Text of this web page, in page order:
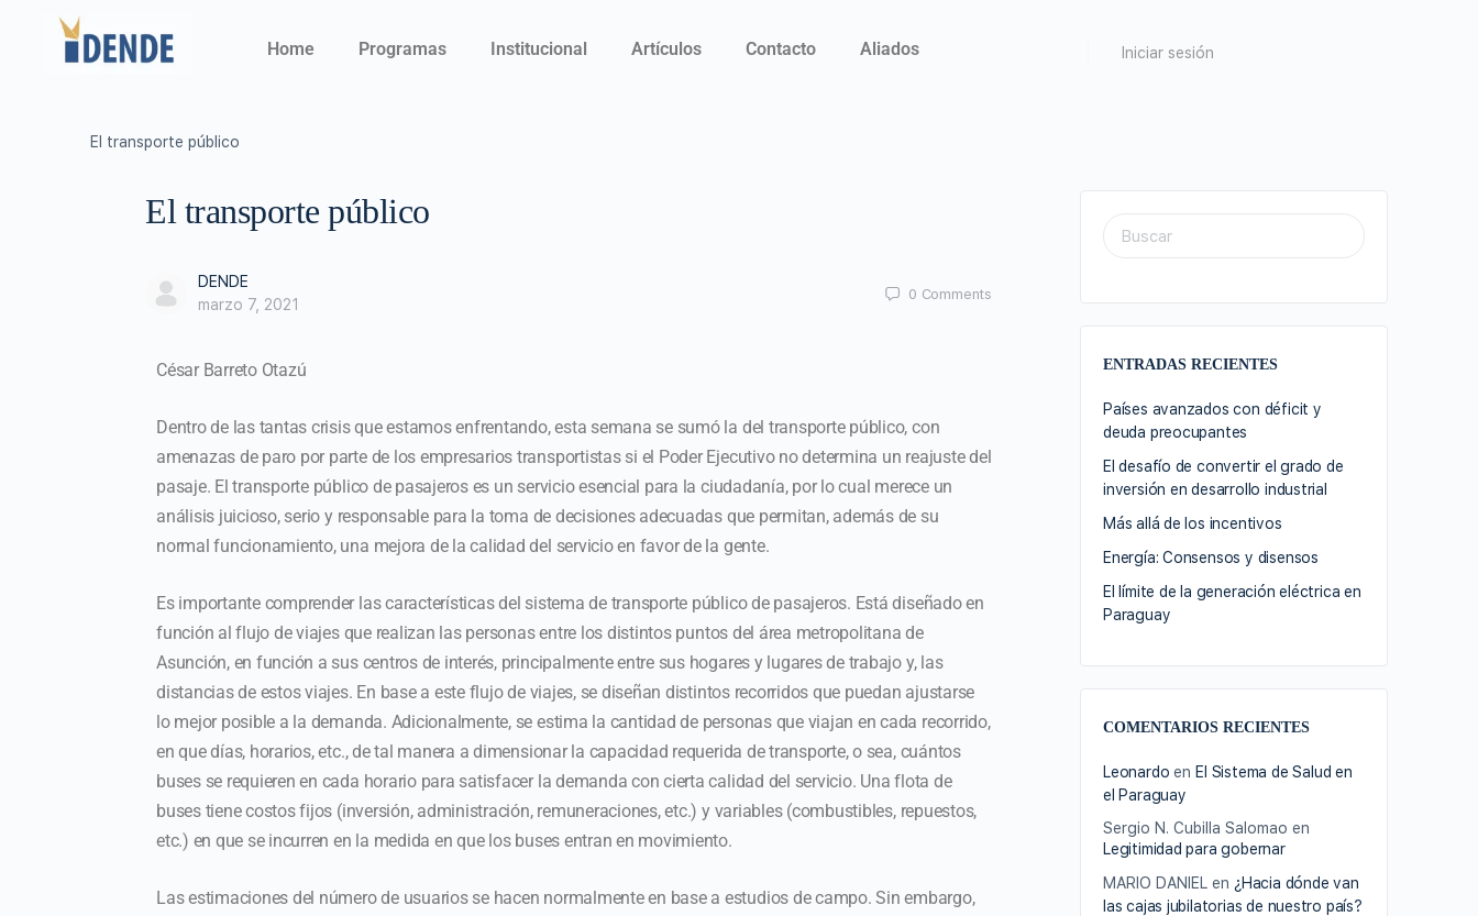
Home Programas Institucional Artículos Contacto Aliados Iniciar sesión
El transporte público
El transporte público
DENDE
marzo 7, 2021
0 Comments
César Barreto Otazú
Dentro de las tantas crisis que estamos enfrentando, esta semana se sumó la del transporte público, con
amenazas de paro por parte de los empresarios transportistas si el Poder Ejecutivo no determina un reajuste del
pasaje. El transporte público de pasajeros es un servicio esencial para la ciudadanía, por lo cual merece un
análisis juicioso, serio y responsable para la toma de decisiones adecuadas que permitan, además de su
normal funcionamiento, una mejora de la calidad del servicio en favor de la gente.
Es importante comprender las características del sistema de transporte público de pasajeros. Está diseñado en
función al flujo de viajes que realizan las personas entre los distintos puntos del área metropolitana de
Asunción, en función a sus centros de interés, principalmente entre sus hogares y lugares de trabajo y, las
distancias de estos viajes. En base a este flujo de viajes, se diseñan distintos recorridos que puedan ajustarse
lo mejor posible a la demanda. Adicionalmente, se estima la cantidad de personas que viajan en cada recorrido,
en que días, horarios, etc., de tal manera a dimensionar la capacidad requerida de transporte, o sea, cuántos
buses se requieren en cada horario para satisfacer la demanda con cierta calidad del servicio. Una flota de
buses tiene costos fijos (inversión, administración, remuneraciones, etc.) y variables (combustibles, repuestos,
etc.) en que se incurren en la medida en que los buses entran en movimiento.
Las estimaciones del número de usuarios se hacen normalmente en base a estudios de campo. Sin embargo,
ENTRADAS RECIENTES
Países avanzados con déficit y
deuda preocupantes
El desafío de convertir el grado de
inversión en desarrollo industrial
Más allá de los incentivos
Energía: Consensos y disensos
El límite de la generación eléctrica en
Paraguay
COMENTARIOS RECIENTES
Leonardo en El Sistema de Salud en
el Paraguay
Sergio N. Cubilla Salomao en
Legitimidad para gobernar
MARIO DANIEL en ¿Hacia dónde van
las cajas jubilatorias de nuestro país?